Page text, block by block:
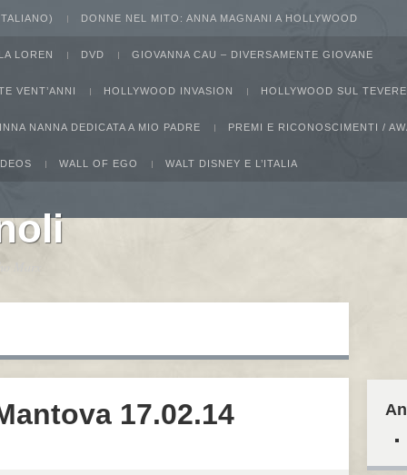
DONNE NEL MITO: ANNA MAGNANI A HOLLYWOOD
LOREN DVD GIOVANNA CAU – DIVERSAMENTE GIOVANE
VENT’ANNI HOLLYWOOD INVASION HOLLYWOOD SUL TEVERE
NANNA DEDICATA A MIO PADRE PREMI E RICONOSCIMENTI /
WALL OF EGO WALT DISNEY E L’ITALIA
17.02.14